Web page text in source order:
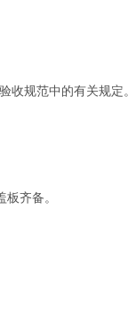
规范中的有关规定。
齐备。